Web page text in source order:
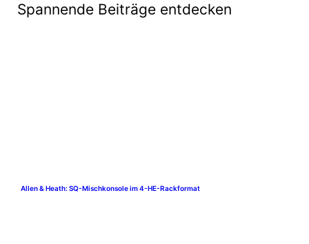
Spannende Beiträge entdecken
Allen & Heath: SQ-Mischkonsole im 4-HE-Rackformat